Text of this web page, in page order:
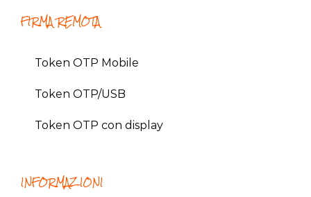
FIRMA REMOTA
Token OTP Mobile
Token OTP/USB
Token OTP con display
INFORMAZIONI